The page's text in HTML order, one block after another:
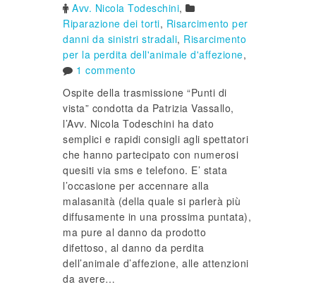
Avv. Nicola Todeschini,
Riparazione dei torti, Risarcimento per
danni da sinistri stradali, Risarcimento
per la perdita dell'animale d'affezione,
1 commento
Ospite della trasmissione “Punti di
vista” condotta da Patrizia Vassallo,
l’Avv. Nicola Todeschini ha dato
semplici e rapidi consigli agli spettatori
che hanno partecipato con numerosi
quesiti via sms e telefono. E’ stata
l’occasione per accennare alla
malasanità (della quale si parlerà più
diffusamente in una prossima puntata),
ma pure al danno da prodotto
difettoso, al danno da perdita
dell’animale d’affezione, alle attenzioni
da avere…